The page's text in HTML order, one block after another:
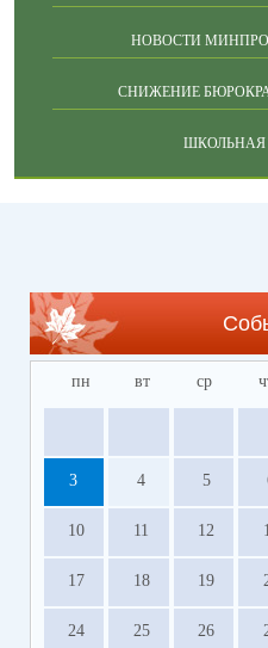
НОВОСТИ
СНИЖЕНИЕ
пн вт ср
3 4 5
10 11 12
17 18 19
24 25 26